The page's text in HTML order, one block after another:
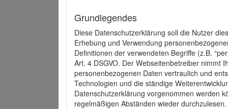
Grundlegendes
Diese Datenschutzerklärung soll die Nutzer
Erhebung und Verwendung
Definitionen der verwendeten Begriffe (z.B.
Art. 4 DSGVO. Der Webseitenbetreiber nimmt
personenbezogenen Daten vertraulich und
Technologien und die ständige
Datenschutzerklärung vorgenommen werden
regelmäßigen Abständen wieder durchzulesen.